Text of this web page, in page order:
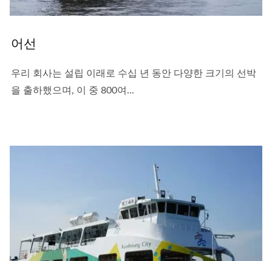
어선
우리 회사는 설립 이래로 수십 년 동안 다양한 크기의 선박
을 출하했으며, 이 중 800여...